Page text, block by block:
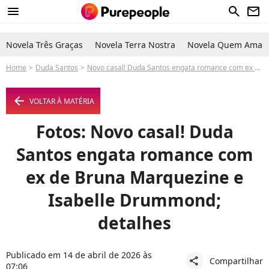
menu search newsletter
Novela Três Graças Novela Terra Nostra Novela Quem Ama
Home Duda Santos Novo casal! Duda Santos engata romance com ex de Bruna Marquezine e Isabelle Drummond; detalhes
arrow_left VOLTAR À MATÉRIA
Fotos: Novo casal! Duda
Santos engata romance com
ex de Bruna Marquezine e
Isabelle Drummond;
detalhes
Publicado em 14 de abril de 2026 às
07:06
share Compartilhar